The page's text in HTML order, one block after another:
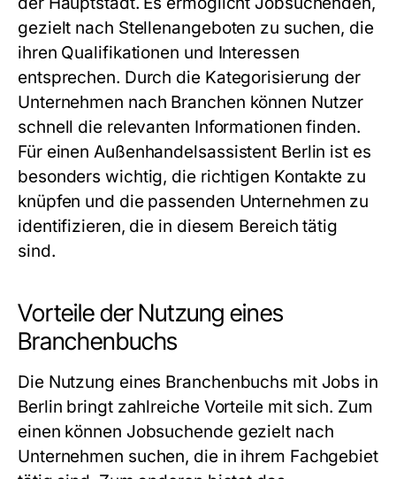
gezielt nach Stellenangeboten zu suchen, die
ihren Qualifikationen und Interessen
entsprechen. Durch die Kategorisierung der
Unternehmen nach Branchen können Nutzer
schnell die relevanten Informationen finden.
Für einenAußenhandelsassistent Berlin ist es
besonders wichtig, die richtigen Kontakte zu
knüpfen und die passenden Unternehmen zu
identifizieren, die in diesem Bereich tätig
sind.
Vorteile der Nutzung eines
Branchenbuchs
Die Nutzung eines Branchenbuchs mit Jobs in
Berlin bringt zahlreiche Vorteile mit sich. Zum
einen können Jobsuchende gezielt nach
Unternehmen suchen, die in ihrem Fachgebiet